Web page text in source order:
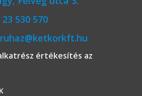
23 530 570
értékesítés az